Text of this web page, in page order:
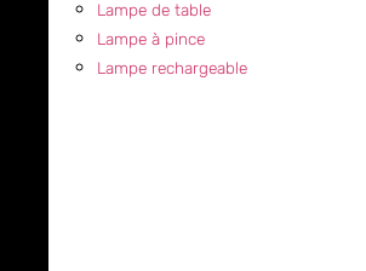
Lampe de table
Lampe à pince
Lampe rechargeable